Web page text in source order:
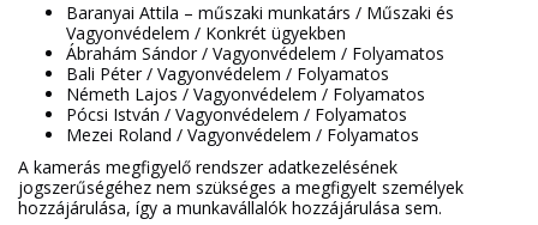
Baranyai Attila – műszaki munkatárs / Műszaki és
Vagyonvédelem / Konkrét ügyekben
Ábrahám Sándor / Vagyonvédelem / Folyamatos
Bali Péter / Vagyonvédelem / Folyamatos
Németh Lajos / Vagyonvédelem / Folyamatos
Pócsi István / Vagyonvédelem / Folyamatos
Mezei Roland / Vagyonvédelem / Folyamatos
A kamerás megfigyelő rendszer adatkezelésének
jogszerűségéhez nem szükséges a megfigyelt személyek
hozzájárulása, így a munkavállalók hozzájárulása sem.